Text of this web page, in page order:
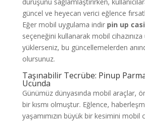
güncel ve heyecan verici eğlence
Eğer mobil uygulama indir pin up
seçeneğini kullanarak mobil cihazınıza
yüklerseniz, bu güncellemelerden
olursunuz.
Taşınabilir Tecrübe: Pinup
Ucunda
Günümüz dünyasında mobil araçlar,
bir kısmı olmuştur. Eğlence,
yaşamımızın büyük bir kesimini mobil